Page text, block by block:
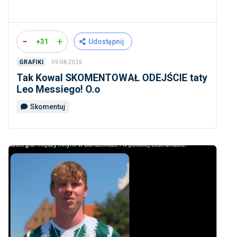
- +31 + Udostępnij
GRAFIKI 09-08-2026
Tak Kowal SKOMENTOWAŁ ODEJŚCIE taty
Leo Messiego! O.o
Skomentuj